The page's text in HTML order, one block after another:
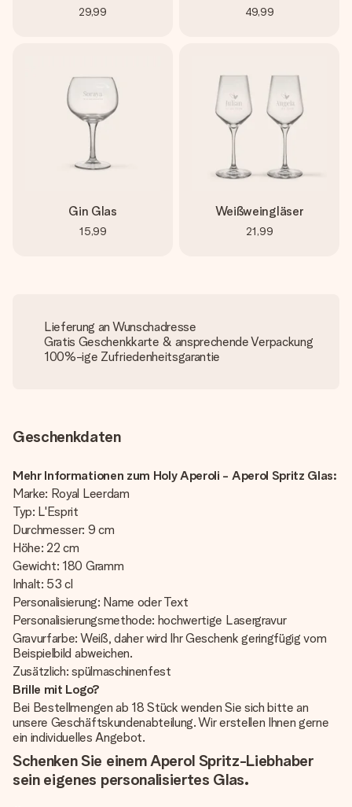
29,99 49,99
Gin Glas
15,99
Weißweingläser
21,99
Lieferung an Wunschadresse
Gratis Geschenkkarte & ansprechende Verpackung
100%-ige Zufriedenheitsgarantie
Geschenkdaten
Mehr Informationen zum Holy Aperoli - Aperol Spritz Glas:
Marke: Royal Leerdam
Typ: L'Esprit
Durchmesser: 9 cm
Höhe: 22 cm
Gewicht: 180 Gramm
Inhalt: 53 cl
Personalisierung: Name oder Text
Personalisierungsmethode: hochwertige Lasergravur
Gravurfarbe: Weiß, daher wird Ihr Geschenk geringfügig vom
Beispielbild abweichen.
Zusätzlich: spülmaschinenfest
Brille mit Logo?
Bei Bestellmengen ab 18 Stück wenden Sie sich bitte an
unsere Geschäftskundenabteilung. Wir erstellen Ihnen gerne
ein individuelles Angebot.
Schenken Sie einem Aperol Spritz-Liebhaber
sein eigenes personalisiertes Glas.